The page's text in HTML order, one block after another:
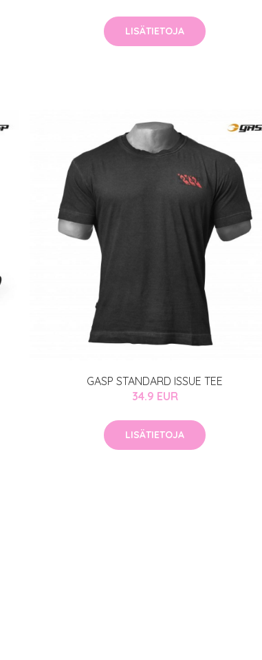
LISÄTIETOJA
GASP STANDARD ISSUE TEE
34.9 EUR
LISÄTIETOJA